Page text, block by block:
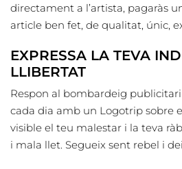
directament a l’artista, pagaràs
article ben fet, de qualitat, únic,
EXPRESSA LA TEVA
LLIBERTAT
Respon al bombardeig
cada dia amb un Logotrip sobre
visible el teu malestar i la teva
i mala llet. Segueix sent rebel i